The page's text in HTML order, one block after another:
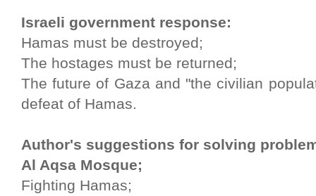
Israeli government response:
Hamas must be destroyed;
The hostages must be returned;
The future of Gaza and "the civilian
defeat of Hamas.
Author's suggestions for solving
Al Aqsa Mosque;
Fighting Hamas;